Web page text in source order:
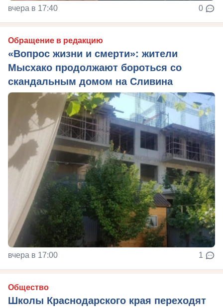
вчера в 17:40 0
Обращение в редакцию
«Вопрос жизни и смерти»: жители
Мысхако продолжают бороться со
скандальным домом на Сливина
вчера в 17:00 1
Общество
Школы Краснодарского края переходят